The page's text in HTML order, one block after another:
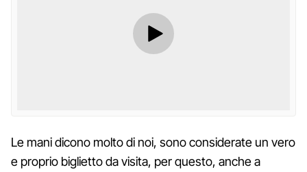
Le mani dicono molto di noi, sono considerate un vero
e proprio biglietto da visita, per questo, anche a